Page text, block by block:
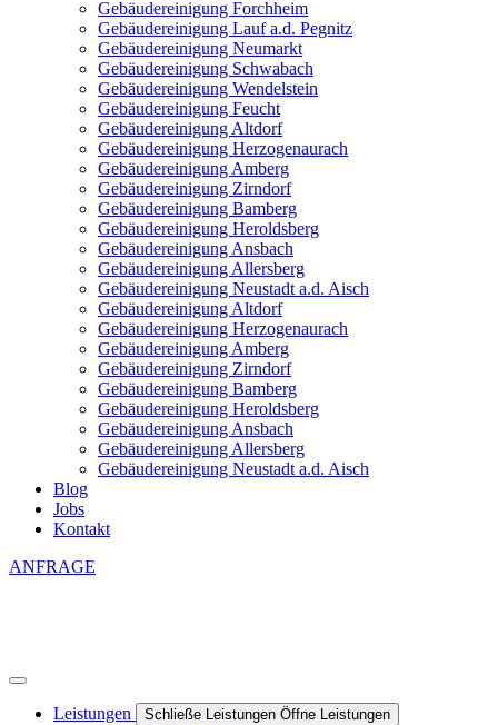
Gebäudereinigung Forchheim
Gebäudereinigung Lauf a.d. Pegnitz
Gebäudereinigung Neumarkt
Gebäudereinigung Schwabach
Gebäudereinigung Wendelstein
Gebäudereinigung Feucht
Gebäudereinigung Altdorf
Gebäudereinigung Herzogenaurach
Gebäudereinigung Amberg
Gebäudereinigung Zirndorf
Gebäudereinigung Bamberg
Gebäudereinigung Heroldsberg
Gebäudereinigung Ansbach
Gebäudereinigung Allersberg
Gebäudereinigung Neustadt a.d. Aisch
Gebäudereinigung Altdorf
Gebäudereinigung Herzogenaurach
Gebäudereinigung Amberg
Gebäudereinigung Zirndorf
Gebäudereinigung Bamberg
Gebäudereinigung Heroldsberg
Gebäudereinigung Ansbach
Gebäudereinigung Allersberg
Gebäudereinigung Neustadt a.d. Aisch
Blog
Jobs
Kontakt
ANFRAGE
Leistungen Schließe Leistungen Öffne Leistungen